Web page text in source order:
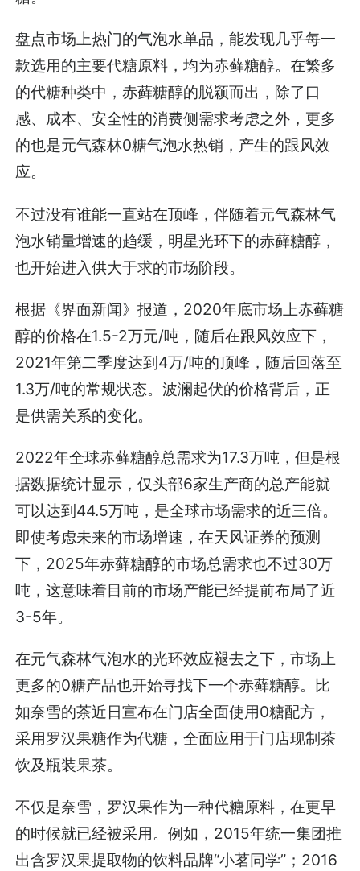
盘点市场上热门的气泡水单品，能发现几乎每一
款选用的主要代糖原料，均为赤藓糖醇。在繁多
的代糖种类中，赤藓糖醇的脱颖而出，除了口
感、成本、安全性的消费侧需求考虑之外，更多
的也是元气森林0糖气泡水热销，产生的跟风效
应。
不过没有谁能一直站在顶峰，伴随着元气森林气
泡水销量增速的趋缓，明星光环下的赤藓糖醇，
也开始进入供大于求的市场阶段。
根据《界面新闻》报道，2020年底市场上赤藓糖
醇的价格在1.5-2万元/吨，随后在跟风效应下，
2021年第二季度达到4万/吨的顶峰，随后回落至
1.3万/吨的常规状态。波澜起伏的价格背后，正
是供需关系的变化。
2022年全球赤藓糖醇总需求为17.3万吨，但是根
据数据统计显示，仅头部6家生产商的总产能就
可以达到44.5万吨，是全球市场需求的近三倍。
即使考虑未来的市场增速，在天风证券的预测
下，2025年赤藓糖醇的市场总需求也不过30万
吨，这意味着目前的市场产能已经提前布局了近
3-5年。
在元气森林气泡水的光环效应褪去之下，市场上
更多的0糖产品也开始寻找下一个赤藓糖醇。比
如奈雪的茶近日宣布在门店全面使用0糖配方，
采用罗汉果糖作为代糖，全面应用于门店现制茶
饮及瓶装果茶。
不仅是奈雪，罗汉果作为一种代糖原料，在更早
的时候就已经被采用。例如，2015年统一集团推
出含罗汉果提取物的饮料品牌“小茗同学”；2016